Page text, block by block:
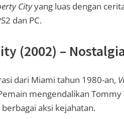
Cityyang luas dengan
dan PC.
(2002) –
dari Miami tahun 1980-an,
mengendalikan
aksi kejahatan.